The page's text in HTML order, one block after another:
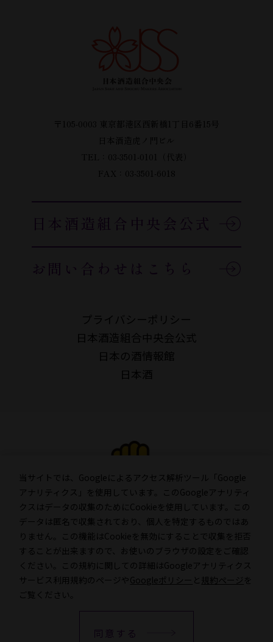
〒105-0003 東京都港区西新橋1丁目6番15号
日本酒造虎ノ門ビル
TEL：03-3501-0101（代表）
FAX：03-3501-6018
日本酒造組合中央会公式
お問い合わせはこちら
プライバシーポリシー
日本酒造組合中央会公式
日本の酒情報館
日本酒
●お酒は２０歳になってから。
●お酒はおいしく適量を。
●飲酒運転は絶対にやめましょう。
●妊娠中や授乳期の飲酒は、幼児・乳児の発育に影響する恐
れがありますので、気をつけましょう。
当サイトでは、Googleによるアクセス解析ツール「Google
アナリティクス」を使用しています。このGoogleアナリティ
クスはデータの収集のためにCookieを使用しています。この
データは匿名で収集されており、個人を特定するものではあ
りません。この機能はCookieを無効にすることで収集を拒否
することが出来ますので、お使いのブラウザの設定をご確認
ください。この規約に関しての詳細はGoogleアナリティクス
サービス利用規約のページやGoogleポリシー と 規約ページ を
ご覧ください。
同意する